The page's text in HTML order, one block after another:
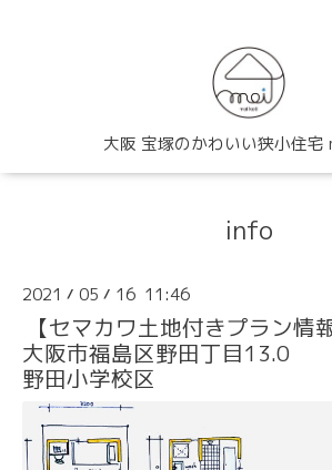
大阪 宝塚のかわいい狭小住
info
2021 / 05 / 16 11:46
【セマカワ土地付きプラン情報
大阪市福島区野田丁目13.0
野田小学校区